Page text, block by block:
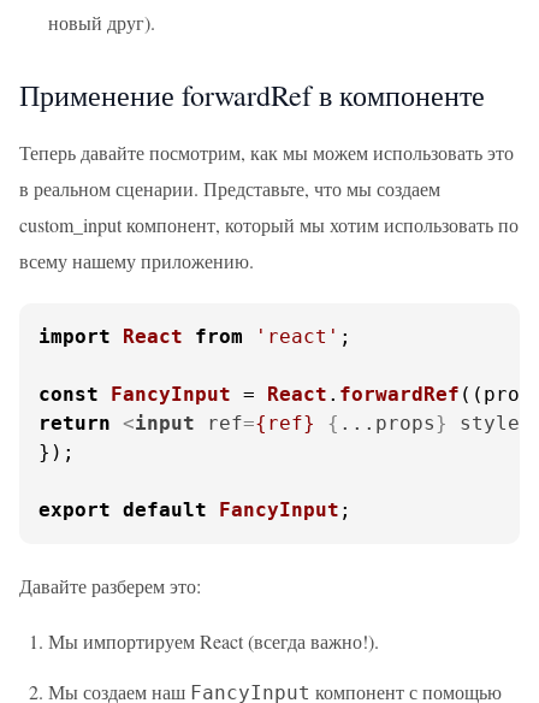
новый друг).
Применение forwardRef в компоненте
Теперь давайте посмотрим, как мы можем использовать это
в реальном сценарии. Представьте, что мы создаем
custom_input компонент, который мы хотим использовать по
всему нашему приложению.
import React from 'react' ;
const FancyInput = React . forwardRef ( (
return <input ref={ref} { ...props} style
});
export default FancyInput ;
Давайте разберем это:
Мы импортируем React (всегда важно!).
Мы создаем наш FancyInput компонент с помощью